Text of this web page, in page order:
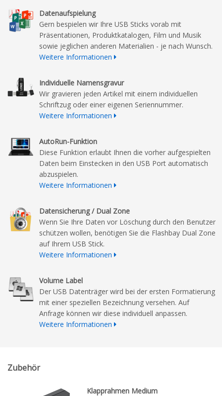
Datenaufspielung
Gern bespielen wir Ihre USB Sticks vorab mit
Präsentationen, Produktkatalogen, Film und Musik
sowie jeglichen anderen Materialien - je nach Wunsch.
Weitere Informationen
Individuelle Namensgravur
Wir gravieren jeden Artikel mit einem individuellen
Schriftzug oder einer eigenen Seriennummer.
Weitere Informationen
AutoRun-Funktion
Diese Funktion erlaubt Ihnen die vorher aufgespielten
Daten beim Einstecken in den USB Port automatisch
abzuspielen.
Weitere Informationen
Datensicherung / Dual Zone
Wenn Sie Ihre Daten vor Löschung durch den Benutzer
schützen wollen, benötigen Sie die Flashbay Dual Zone
auf Ihrem USB Stick.
Weitere Informationen
Volume Label
Der USB Datenträger wird bei der ersten Formatierung
mit einer speziellen Bezeichnung versehen. Auf
Anfrage können wir diese individuell anpassen.
Weitere Informationen
Zubehör
Klapprahmen Medium